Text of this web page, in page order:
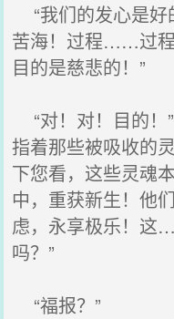
“我们的发心是好
苦海！过程……过
目的是慈悲的！”
“对！对！目的！
指着那些被吸收的
下您看，这些灵魂
中，重获新生！他
虑，永享极乐！这
吗？”
“福报？”